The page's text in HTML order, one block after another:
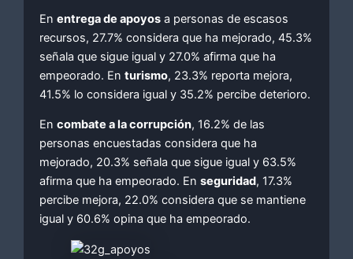
Enentrega de apoyos a personas de escasos
recursos, 27.7% considera que ha mejorado, 45.3%
señala que sigue igual y 27.0% afirma que ha
empeorado. Enturismo, 23.3% reporta mejora,
41.5% lo considera igual y 35.2% percibe deterioro.
Encombate a la corrupción, 16.2% de las
personas encuestadas considera que ha
mejorado, 20.3% señala que sigue igual y 63.5%
afirma que ha empeorado. Enseguridad, 17.3%
percibe mejora, 22.0% considera que se mantiene
igual y 60.6% opina que ha empeorado.